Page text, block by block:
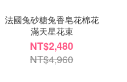
法國兔砂糖兔香皂花棉花
滿天星花束
NT$2,480
NT$4,960